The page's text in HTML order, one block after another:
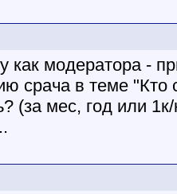
как модератора -
срача в теме "Кто
(за мес, год или